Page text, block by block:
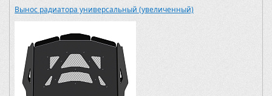
Вынос радиатора универсальный (увеличенный)